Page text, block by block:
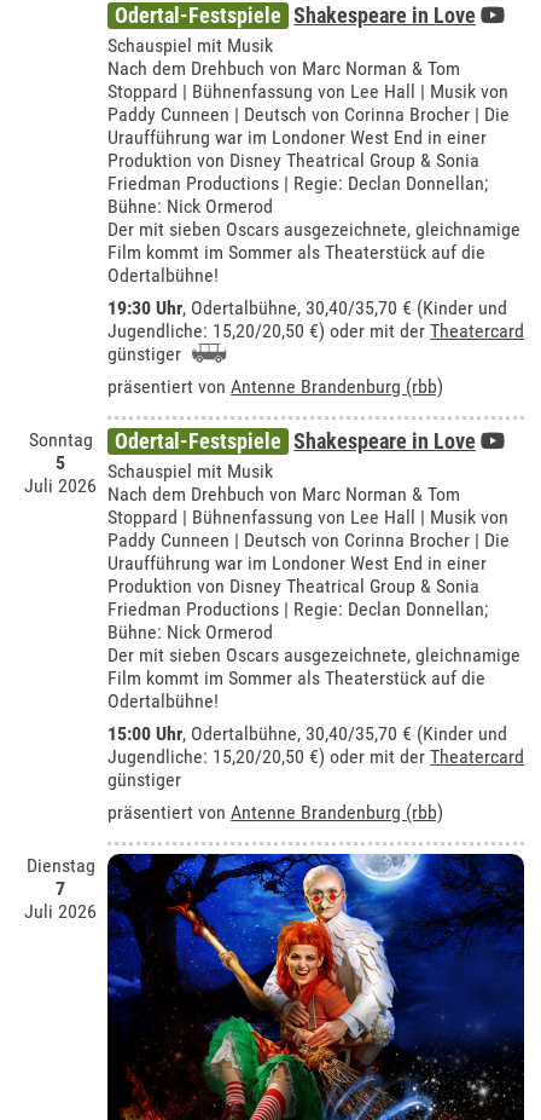
Odertal-Festspiele Shakespeare in Love
Schauspiel mit Musik
Nach dem Drehbuch von Marc Norman & Tom
Stoppard | Bühnenfassung von Lee Hall | Musik von
Paddy Cunneen | Deutsch von Corinna Brocher | Die
Uraufführung war im Londoner West End in einer
Produktion von Disney Theatrical Group & Sonia
Friedman Productions | Regie: Declan Donnellan;
Bühne: Nick Ormerod
Der mit sieben Oscars ausgezeichnete, gleichnamige
Film kommt im Sommer als Theaterstück auf die
Odertalbühne!
19:30 Uhr, Odertalbühne, 30,40/35,70 € (Kinder und
Jugendliche: 15,20/20,50 €) oder mit derTheatercard
günstiger
präsentiert vonAntenne Brandenburg (rbb)
Sonntag
5
Juli 2026
Odertal-Festspiele Shakespeare in Love
Schauspiel mit Musik
Nach dem Drehbuch von Marc Norman & Tom
Stoppard | Bühnenfassung von Lee Hall | Musik von
Paddy Cunneen | Deutsch von Corinna Brocher | Die
Uraufführung war im Londoner West End in einer
Produktion von Disney Theatrical Group & Sonia
Friedman Productions | Regie: Declan Donnellan;
Bühne: Nick Ormerod
Der mit sieben Oscars ausgezeichnete, gleichnamige
Film kommt im Sommer als Theaterstück auf die
Odertalbühne!
15:00 Uhr, Odertalbühne, 30,40/35,70 € (Kinder und
Jugendliche: 15,20/20,50 €) oder mit derTheatercard
günstiger
präsentiert vonAntenne Brandenburg (rbb)
Dienstag
7
Juli 2026